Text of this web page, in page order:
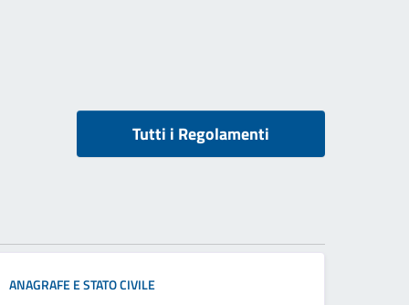
Tutti i Regolamenti
ANAGRAFE E STATO CIVILE